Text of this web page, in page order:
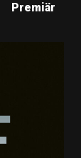
Premiär